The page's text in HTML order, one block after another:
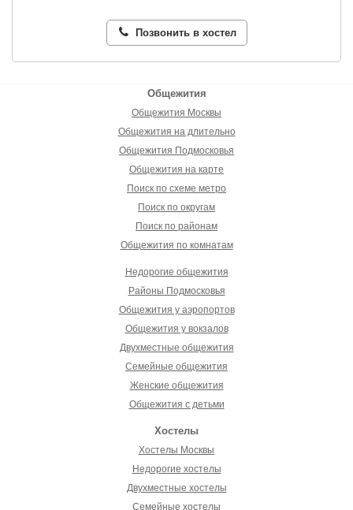
Позвонить в хостел
Общежития
Общежития Москвы
Общежития на длительно
Общежития Подмосковья
Общежития на карте
Поиск по схеме метро
Поиск по округам
Поиск по районам
Общежития по комнатам
Недорогие общежития
Районы Подмосковья
Общежития у аэропортов
Общежития у вокзалов
Двухместные общежития
Семейные общежития
Женские общежития
Общежития с детьми
Хостелы
Хостелы Москвы
Недорогие хостелы
Двухместные хостелы
Семейные хостелы